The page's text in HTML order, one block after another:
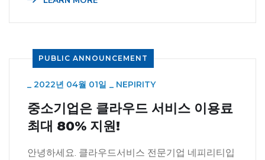
PUBLIC ANNOUNCEMENT
2022년 04월 01일 NEPIRITY
중소기업은 클라우드 서비스 이용료
최대 80% 지원!
안녕하세요. 클라우드서비스 전문기업 네피리티입